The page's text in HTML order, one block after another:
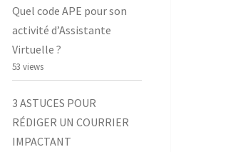
Quel code APE pour son
activité d’Assistante
Virtuelle ?
53 views
3 ASTUCES POUR
RÉDIGER UN COURRIER
IMPACTANT